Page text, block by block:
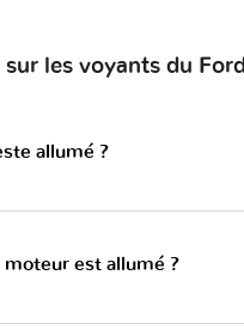
les voyants du
allumé ?
est allumé ?